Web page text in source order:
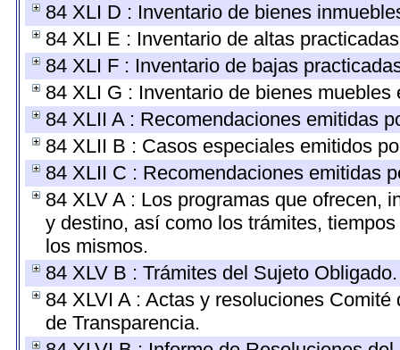
84 XLI D : Inventario de bienes
84 XLI E : Inventario de altas
84 XLI F : Inventario de bajas
84 XLI G : Inventario de bienes muebles
84 XLII A : Recomendaciones emitidas
84 XLII B : Casos especiales emitidos
84 XLII C : Recomendaciones emitidas
84 XLV A : Los programas que ofrecen,
y destino, así como los trámites,
los mismos.
84 XLV B : Trámites del Sujeto Obligado.
84 XLVI A : Actas y resoluciones
de Transparencia.